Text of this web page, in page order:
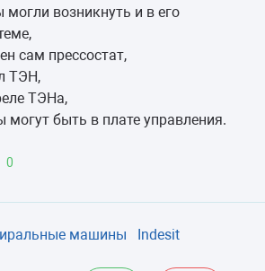
возникнуть и в его
сам прессостат,
ТЭН,
ТЭНа,
могут быть в плате управления.
0
машины Indesit